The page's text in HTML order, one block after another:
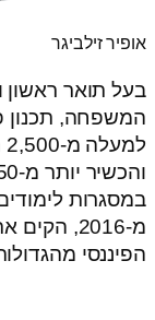
אופיר זילביגר
בעל תואר ראשון
המשפחה, תכנון
במסגרות
מ-2016,
הפיננסי